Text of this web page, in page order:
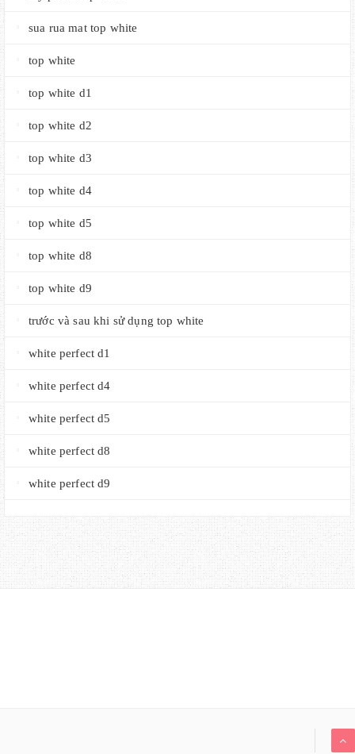
sua rua mat top white
top white
top white d1
top white d2
top white d3
top white d4
top white d5
top white d8
top white d9
trước và sau khi sử dụng top white
white perfect d1
white perfect d4
white perfect d5
white perfect d8
white perfect d9